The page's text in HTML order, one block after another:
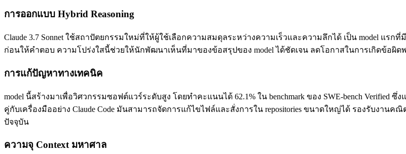
การออกแบบ Hybrid Reasoning
Claude 3.7 Sonnet ใช้สถาปัตยกรรมใหม่ที่ให้ผู้ใช้เลือกความสมดุลระหว่างความเร็วและความลึกได้ เป็น model แร
ก่อนให้คำตอบ ความโปร่งใสนี้ช่วยให้นักพัฒนาเห็นที่มาของข้อสรุปของ model ได้ชัดเจน ลดโอกาสในการเกิดข้อผิ
การแก้ปัญหาทางเทคนิค
model นี้สร้างมาเพื่อวิศวกรรมซอฟต์แวร์ระดับสูง โดยทำคะแนนได้ 62.1% ใน benchmark ของ SWE-bench
คู่กับเครื่องมืออย่าง Claude Code มันสามารถจัดการแก้ไขไฟล์และสั่งการใน repositories ขนาดใหญ่ได้ รองรับงาน
ปัจจุบัน
ความจุ Context มหาศาล